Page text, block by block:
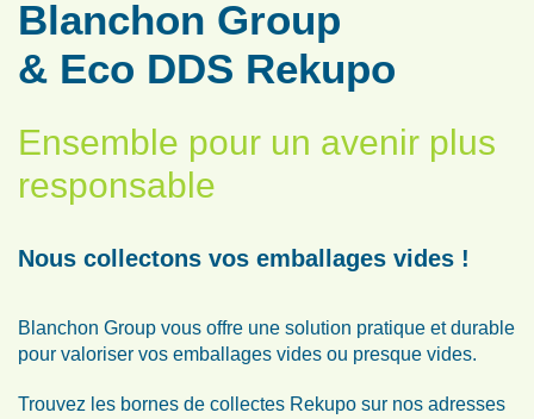
Blanchon Group
& Eco DDS Rekupo
Ensemble pour un avenir plus
responsable
Nous collectons vos emballages vides !
Blanchon Group vous offre une solution pratique et durable
pour valoriser vos emballages vides ou presque vides.
Trouvez les bornes de collectes Rekupo sur nos adresses